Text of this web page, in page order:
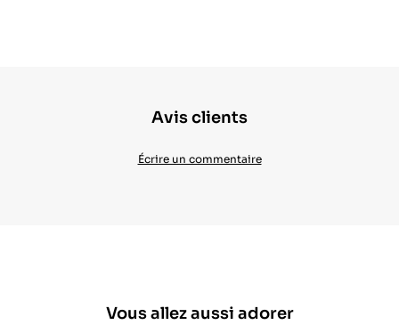
Avis clients
Écrire un commentaire
Vous allez aussi adorer